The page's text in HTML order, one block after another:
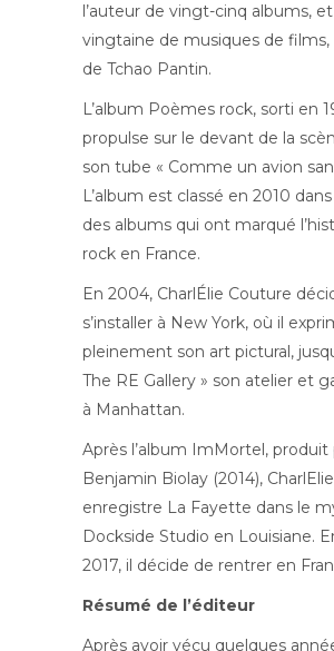
l’auteur de vingt-cinq albums, et
vingtaine de musiques de
de Tchao Pantin.
L’album Poèmes rock, sorti en
propulse sur le devant de la
son tube « Comme un avion
L’album est classé en 2010
des albums qui ont marqué
rock en France.
En 2004, CharlÉlie Couture
s’installer à New York, où il
pleinement son art pictural,
The RE Gallery » son atelier et
à Manhattan.
Après l’album ImMortel, produit
Benjamin Biolay (2014),
enregistre La Fayette dans le
Dockside Studio en Louisiane.
2017, il décide de rentrer en
Résumé de l’éditeur
Après avoir vécu quelques